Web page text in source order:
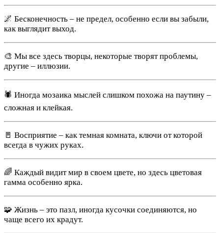
🌌 Бесконечность – не предел, особенно если вы забыли,
как выглядит выход.
🎨 Мы все здесь творцы, некоторые творят проблемы,
другие – иллюзии.
🕷 Иногда мозаика мыслей слишком похожа на паутину –
сложная и клейкая.
🚪 Восприятие – как темная комната, ключи от которой
всегда в чужих руках.
🌈 Каждый видит мир в своем цвете, но здесь цветовая
гамма особенно ярка.
🧩 Жизнь – это пазл, иногда кусочки соединяются, но
чаще всего их крадут.